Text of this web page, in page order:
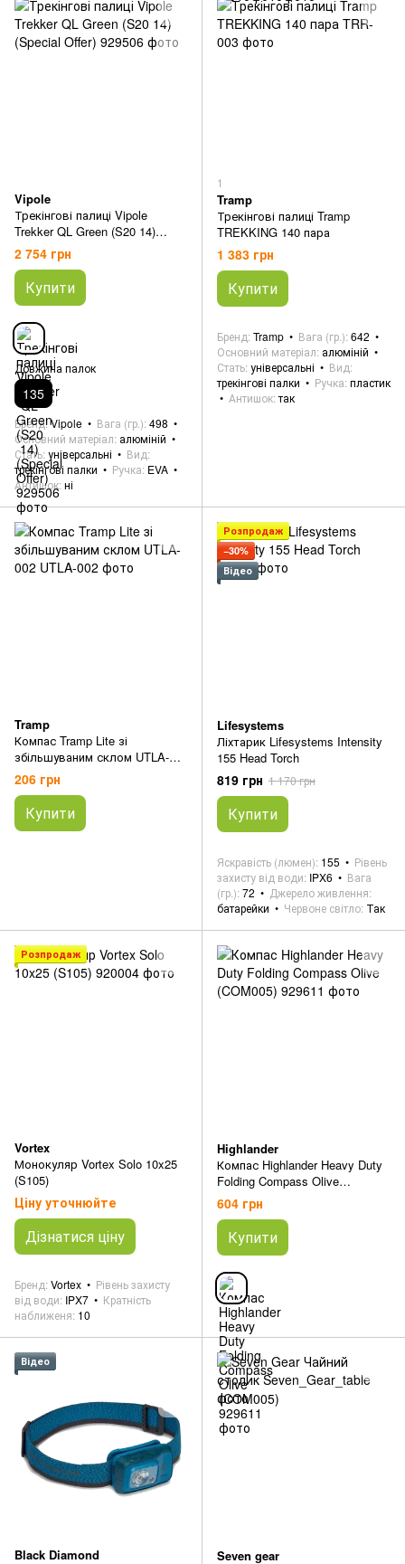
Vipole
Трекінгові палиці Vipole
Trekker QL Green (S20 14)
(Special Offer)
2 754 грн
Купити
Довжина палок
135
Бренд Vipole Вага (гр.) 498
Основний матеріал алюміній
Стать універсальні
Вид
трекінгові палки
Ручка EVA
Антишок ні
1
Tramp
Трекінгові палиці Tramp
TREKKING 140 пара
1 383 грн
Купити
Бренд Tramp Вага (гр.) 642
Основний матеріал алюміній
Стать універсальні
Вид
трекінгові палки
Ручка пластик
Антишок так
Tramp
Компас Tramp Lite зі
збільшуваним склом UTLA-
002
206 грн
Купити
Розпродаж
−30%
Відео
Lifesystems
Ліхтарик Lifesystems Intensity
155 Head Torch
819 грн 1 170 грн
Купити
Яскравість (люмен) 155
Рівень
захисту від води IPX6
Вага
(гр.) 72
Джерело живлення
батарейки
Червоне світло Так
Розпродаж
Vortex
Монокуляр Vortex Solo 10x25
(S105)
Ціну уточнюйте
Дізнатися ціну
Бренд Vortex
Рівень захисту
від води IPX7
Кратність
наближеня 10
Highlander
Компас Highlander Heavy Duty
Folding Compass Olive
(COM005)
604 грн
Купити
Відео
Black Diamond
Seven gear